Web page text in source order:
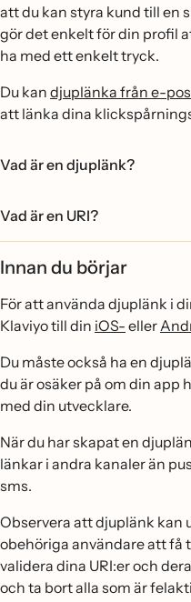
att du kan styra kund till en
gör det enkelt för din profil
ha med ett enkelt tryck.
Du kan djuplänka från e-
att länka dina
Vad är en djuplänk?
Vad är en URI?
Innan du börjar
För att använda djuplänk i
Klaviyo till din iOS- eller
Du måste också ha en
du är osäker på om din app
med din utvecklare.
När du har skapat en
länkar i andra kanaler än
sms.
Observera att djuplänk
obehöriga användare att få
validera dina URI:er och
och ta bort alla som är